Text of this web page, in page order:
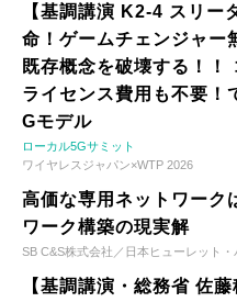
【基調講演 K2-4 スリー
命！ゲームチェンジャー
既存概念を破壊する！！
ライセンス費用も不要
Gモデル
ローカル5Gサミット
ワイヤレスジャパン×WTP 2026
高価な専用ネットワーク
ワーク構築の現実解
SB C&S株式会社／日本ヒューレット
【基調講演・総務省 佐